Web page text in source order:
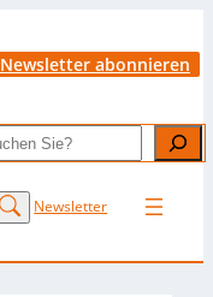
Newsletter abonnieren
Newsletter